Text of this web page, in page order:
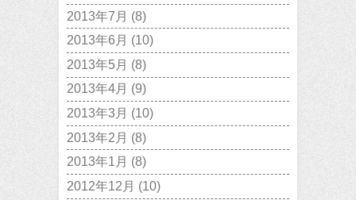
2013年7月 (8)
2013年6月 (10)
2013年5月 (8)
2013年4月 (9)
2013年3月 (10)
2013年2月 (8)
2013年1月 (8)
2012年12月 (10)